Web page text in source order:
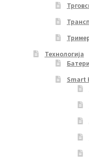
Технологија
Smart